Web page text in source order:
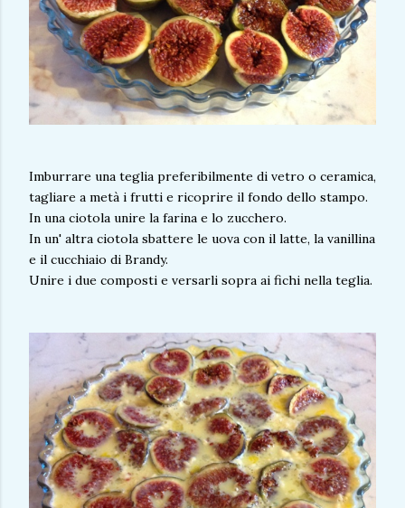
Imburrare una teglia preferibilmente di vetro o ceramica,
tagliare a metà i frutti e ricoprire il fondo dello stampo.
In una ciotola unire la farina e lo zucchero.
In un' altra ciotola sbattere le uova con il latte, la vanillina
e il cucchiaio di Brandy.
Unire i due composti e versarli sopra ai fichi nella teglia.